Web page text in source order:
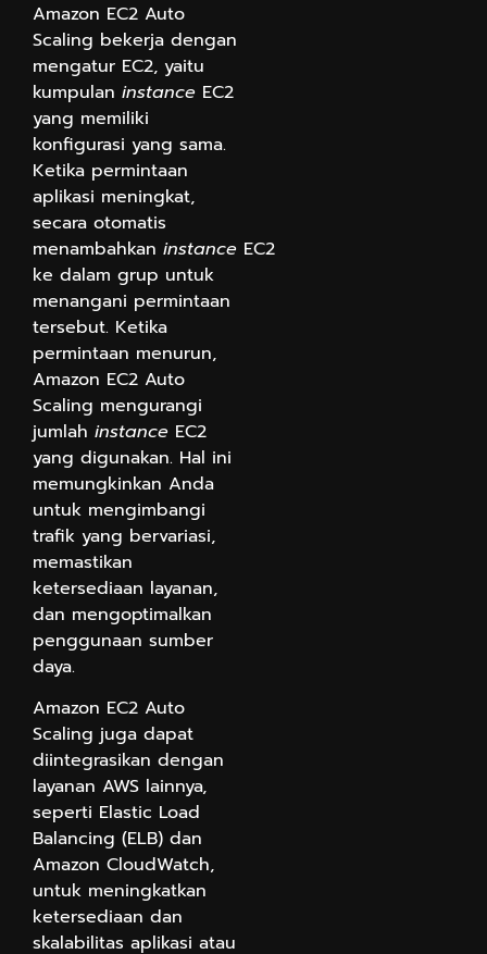
Amazon EC2 Auto
Scaling bekerja dengan
mengatur EC2, yaitu
kumpulan instance EC2
yang memiliki
konfigurasi yang sama.
Ketika permintaan
aplikasi meningkat,
secara otomatis
menambahkan instance EC2
ke dalam grup untuk
menangani permintaan
tersebut. Ketika
permintaan menurun,
Amazon EC2 Auto
Scaling mengurangi
jumlah instance EC2
yang digunakan. Hal ini
memungkinkan Anda
untuk mengimbangi
trafik yang bervariasi,
memastikan
ketersediaan layanan,
dan mengoptimalkan
penggunaan sumber
daya.
Amazon EC2 Auto
Scaling juga dapat
diintegrasikan dengan
layanan AWS lainnya,
seperti Elastic Load
Balancing (ELB) dan
Amazon CloudWatch,
untuk meningkatkan
ketersediaan dan
skalabilitas aplikasi atau